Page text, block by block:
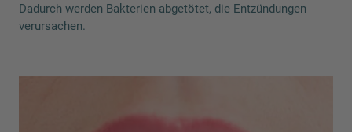
Dadurch werden Bakterien abgetötet, die Entzündungen
verursachen.